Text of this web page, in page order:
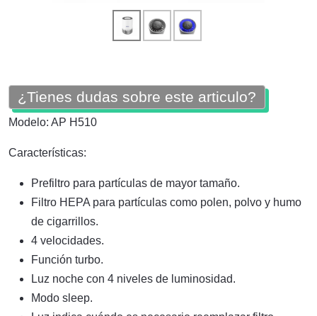
¿Tienes dudas sobre este articulo?
Modelo: AP H510
Características:
Prefiltro para partículas de mayor tamaño.
Filtro HEPA para partículas como polen, polvo y humo
de cigarrillos.
4 velocidades.
Función turbo.
Luz noche con 4 niveles de luminosidad.
Modo sleep.